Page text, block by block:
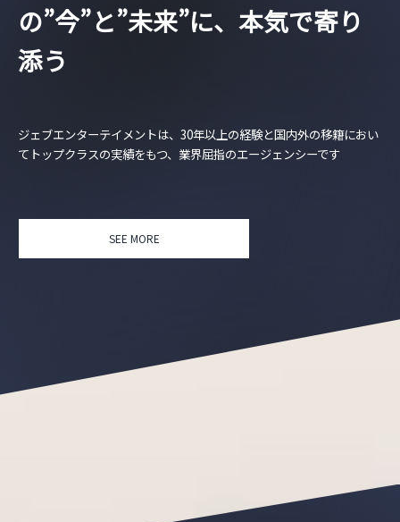
の”今”と”未来”に、本気で寄り
添う
ジェブエンターテイメントは、30年以上の経験と国内外の移籍におい
てトップクラスの実績をもつ、業界屈指のエージェンシーです
SEE MORE